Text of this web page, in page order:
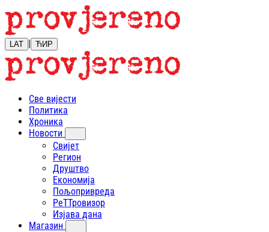
LAT | ЋИР
Све вијести
Политика
Хроника
Новости
Свијет
Регион
Друштво
Економија
Пољопривреда
РеТТровизор
Изјава дана
Магазин